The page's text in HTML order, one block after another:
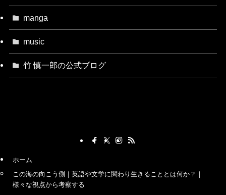
manga
music
竹 慎一郎の公式ブログ
ホーム
この海の向こう側｜英語や文学に関わり生きることとは何か？｜
様々な視点から考察する